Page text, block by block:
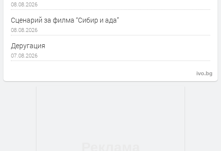
08.08.2026
Сценарий за филма “Сибир и ада”
08.08.2026
Деругация
07.08.2026
ivo.bg